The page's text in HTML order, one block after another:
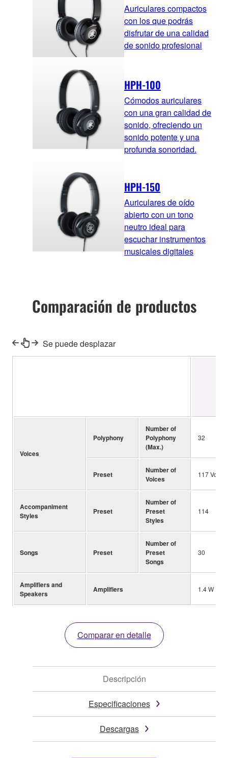
Auriculares compactos
con los que podrás
disfrutar de una calidad
de sonido profesional
HPH-100
Cómodos auriculares
con una gran calidad de
sonido, ofreciendo un
sonido potente y una
profunda sonoridad.
HPH-150
Auriculares de oído
abierto con un tono
neutro ideal para
escuchar instrumentos
musicales digitales
Comparación de productos
Se puede desplazar
Voices
Polyphony
Number of
Polyphony
(Max.)
32
Preset
Number of
Voices
117
Accompaniment
Styles
Preset
Number of
Preset
Styles
114
Songs Preset
Number of
Preset
Songs
30
Amplifiers and
Speakers
Amplifiers 1.4 W
Comparar en detalle
Descripción
Especificaciones
Descargas